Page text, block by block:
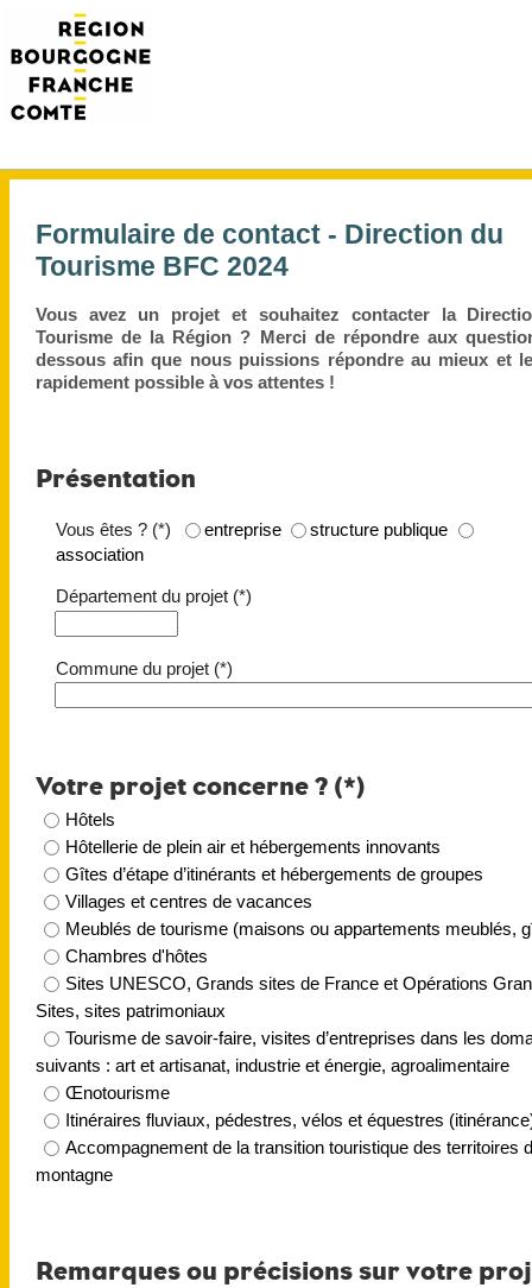
Formulaire de contact - Direction du
Tourisme BFC 2024
Vous avez un projet et souhaitez contacter la
Tourisme de la Région ? Merci de répondre aux
dessous afin que nous puissions répondre au mieux et
rapidement possible à vos attentes !
Présentation
Vous êtes ? (*) entreprise
structure publique
association
Département du projet (*)
Commune du projet (*)
Votre projet concerne ? (*)
Hôtels
Hôtellerie de plein air et hébergements innovants
Gîtes d’étape d’itinérants et hébergements de groupes
Villages et centres de vacances
Meublés de tourisme (maisons ou appartements meublés,
Chambres d'hôtes
Sites UNESCO, Grands sites de France et Opérations
Sites, sites patrimoniaux
Tourisme de savoir-faire, visites d’entreprises dans les
suivants : art et artisanat, industrie et énergie, agroalimentaire
Œnotourisme
Itinéraires fluviaux, pédestres, vélos et équestres
Accompagnement de la transition touristique des territoires
montagne
Remarques ou précisions sur votre